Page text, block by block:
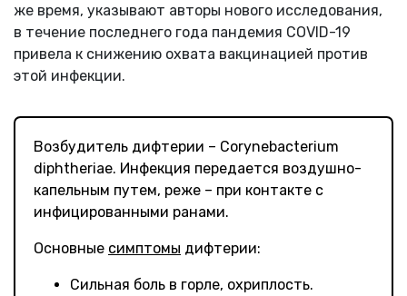
же время, указывают авторы нового исследования,
в течение последнего года пандемия COVID-19
привела к снижению охвата вакцинацией против
этой инфекции.
Возбудитель дифтерии – Corynebacterium
diphtheriae. Инфекция передается воздушно-
капельным путем, реже – при контакте с
инфицированными ранами.
Основные симптомы дифтерии:
Сильная боль в горле, охриплость.